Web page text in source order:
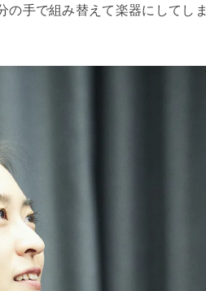
手で組み替えて楽器にしてしま